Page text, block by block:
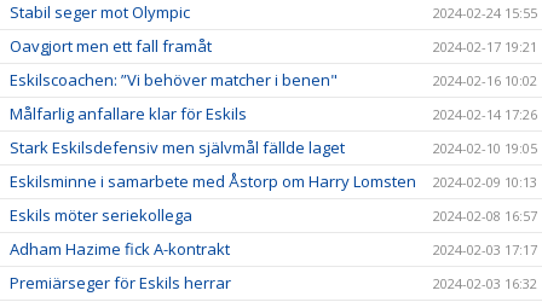
Stabil seger mot Olympic 2024-02-24 15:55
Oavgjort men ett fall framåt 2024-02-17 19:21
Eskilscoachen: ”Vi behöver matcher i benen" 2024-02-16 10:02
Målfarlig anfallare klar för Eskils 2024-02-14 17:26
Stark Eskilsdefensiv men självmål fällde laget 2024-02-10 19:05
Eskilsminne i samarbete med Åstorp om Harry Lomsten 2024-02-09 10:13
Eskils möter seriekollega 2024-02-08 16:57
Adham Hazime fick A-kontrakt 2024-02-03 17:17
Premiärseger för Eskils herrar 2024-02-03 16:32